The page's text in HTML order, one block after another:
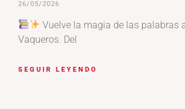
26/05/2026
Vuelve la magia de las palabras
Vaqueros. Del
SEGUIR LEYENDO